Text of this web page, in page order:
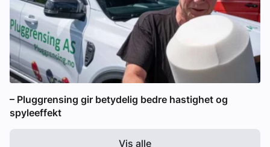
– Pluggrensing gir betydelig bedre hastighet og
spyleeffekt
Vis alle